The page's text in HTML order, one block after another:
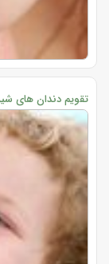
تقویم دندان های